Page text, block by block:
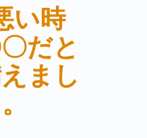
い時
だと
まし